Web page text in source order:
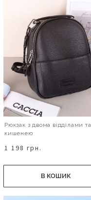
Рюкзак з двома відділами та
кишенею
1 198 грн.
В КОШИК